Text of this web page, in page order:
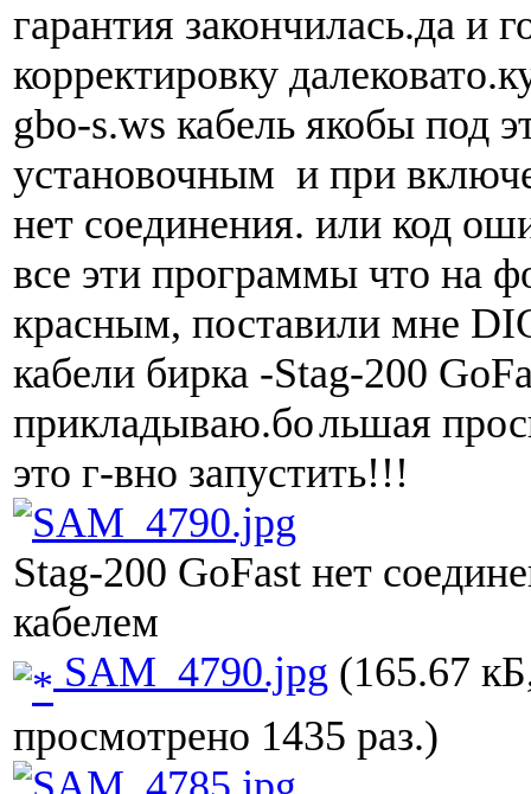
гарантия закончилась.да и
корректировку
gbo-s.ws кабель якобы под
установочным и при
нет соединения. или код
все эти программы что на
красным, поставили мне
кабели бирка -Stag-200
прикладываю.большая
это г-вно запустить!!!
Stag-200 GoFast нет
кабелем
SAM_4790.jpg (165.67
просмотрено 1435 раз.)